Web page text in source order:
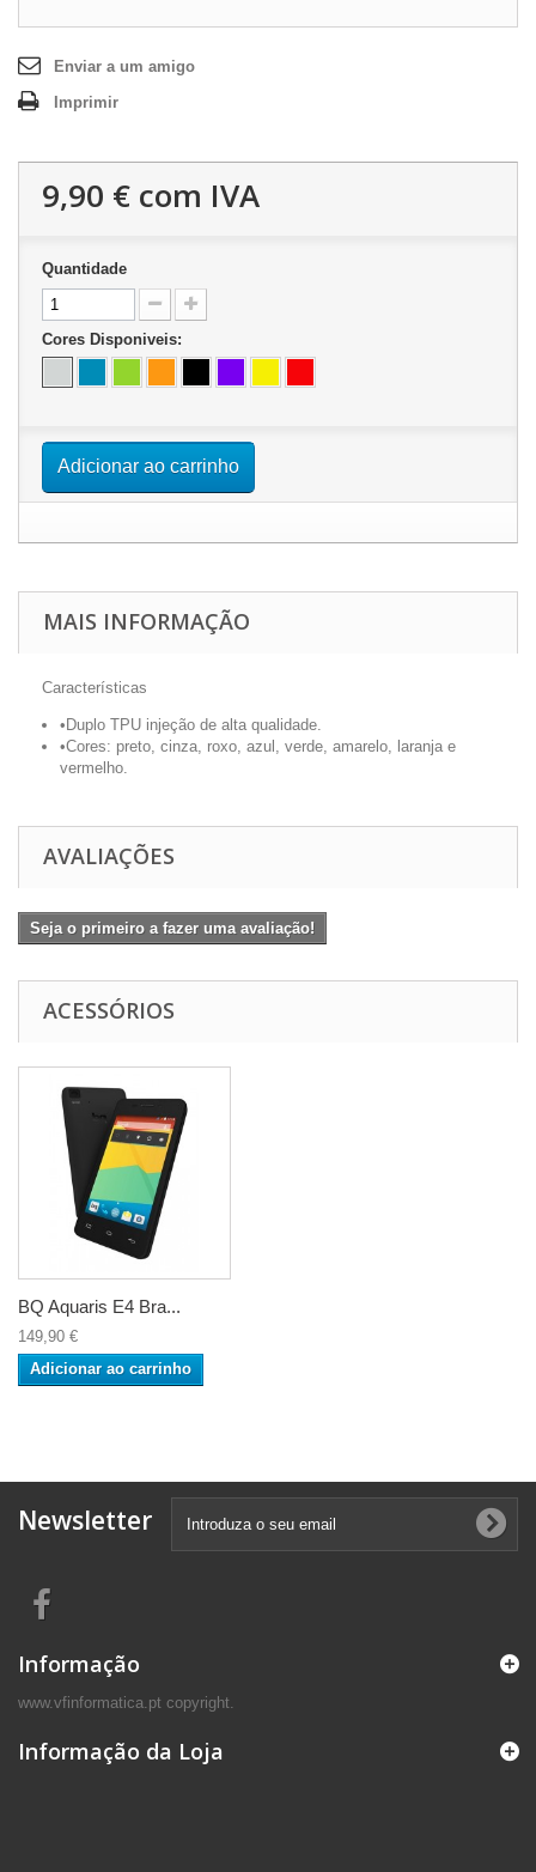
Enviar a um amigo
Imprimir
9,90 € com IVA
Quantidade
Cores Disponiveis:
Adicionar ao carrinho
MAIS INFORMAÇÃO
Características
• Duplo TPU injeção de alta qualidade.
•Cores: preto, cinza, roxo, azul, verde, amarelo, laranja e
vermelho.
AVALIAÇÕES
Seja o primeiro a fazer uma avaliação!
ACESSÓRIOS
BQ Aquaris E4 Bra...
149,90 €
Adicionar ao carrinho
Newsletter
Informação
www.vfinformatica.pt copyright.
Informação da Loja